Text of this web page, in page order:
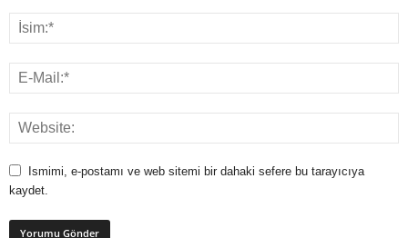
Ismimi, e-postamı ve web sitemi bir dahaki sefere bu tarayıcıya
kaydet.